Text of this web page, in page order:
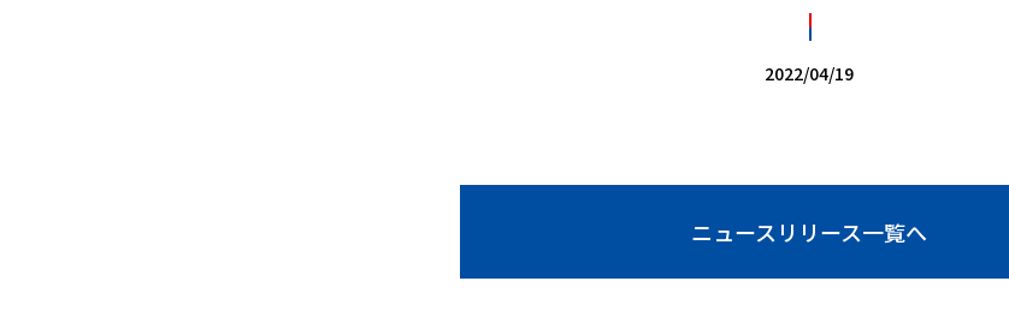
2022/04/19
ニュースリリース一覧へ